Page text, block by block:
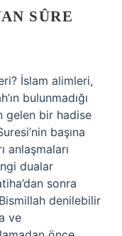
SÛRE
İslam alimleri,
bulunmadığı
gelen bir hadise
başına
anlaşmaları
dualar
sonra
denilebilir
ve